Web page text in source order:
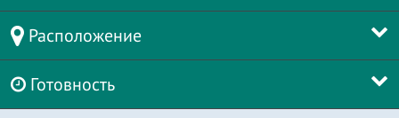
Расположение
Готовность